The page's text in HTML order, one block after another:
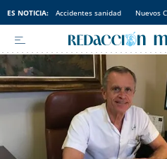
ES NOTICIA: Accidentes sanidad Nuevos